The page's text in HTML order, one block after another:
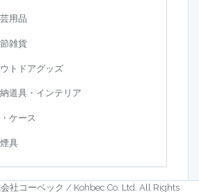
用品
雑貨
トドアグッズ
道具・インテリア
ケース
具
社コーベック / Kohbec Co. Ltd. All Rights